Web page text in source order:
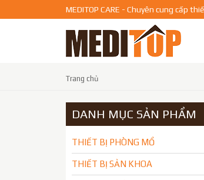
MEDITOP CARE - Chuyên cung cấp
trang chủ
DANH MỤC SẢN PHẨM
THIẾT BỊ PHÒNG MỔ
THIẾT BỊ SẢN KHOA